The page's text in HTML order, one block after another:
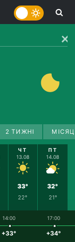
2 ТИЖНІ
ЧТ
13.08
33°
22°
ПТ
14.08
32°
21°
14:00
+33°
17:00
+34°